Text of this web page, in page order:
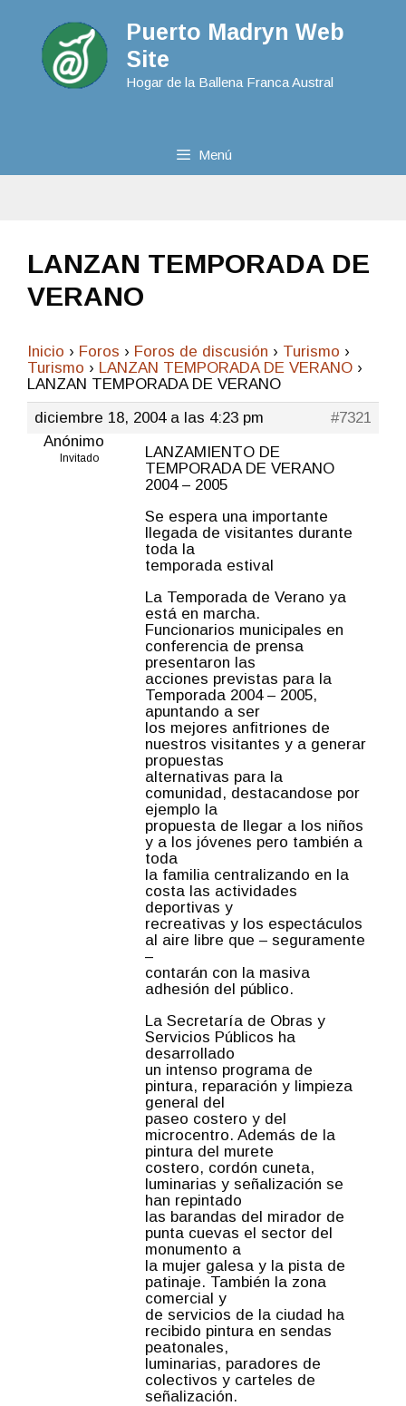
Puerto Madryn Web
Site
Hogar de la Ballena Franca Austral
Menú
LANZAN TEMPORADA DE
VERANO
Inicio › Foros › Foros de discusión › Turismo ›
Turismo › LANZAN TEMPORADA DE VERANO ›
LANZAN TEMPORADA DE VERANO
diciembre 18, 2004 a las 4:23 pm
#7321
Anónimo
Invitado
LANZAMIENTO DE
TEMPORADA DE VERANO
2004 – 2005
Se espera una importante
llegada de visitantes durante
toda la
temporada estival
La Temporada de Verano ya
está en marcha.
Funcionarios municipales en
conferencia de prensa
presentaron las
acciones previstas para la
Temporada 2004 – 2005,
apuntando a ser
los mejores anfitriones de
nuestros visitantes y a generar
propuestas
alternativas para la
comunidad, destacandose por
ejemplo la
propuesta de llegar a los niños
y a los jóvenes pero también a
toda
la familia centralizando en la
costa las actividades
deportivas y
recreativas y los espectáculos
al aire libre que – seguramente
–
contarán con la masiva
adhesión del público.
La Secretaría de Obras y
Servicios Públicos ha
desarrollado
un intenso programa de
pintura, reparación y limpieza
general del
paseo costero y del
microcentro. Además de la
pintura del murete
costero, cordón cuneta,
luminarias y señalización se
han repintado
las barandas del mirador de
punta cuevas el sector del
monumento a
la mujer galesa y la pista de
patinaje. También la zona
comercial y
de servicios de la ciudad ha
recibido pintura en sendas
peatonales,
luminarias, paradores de
colectivos y carteles de
señalización.